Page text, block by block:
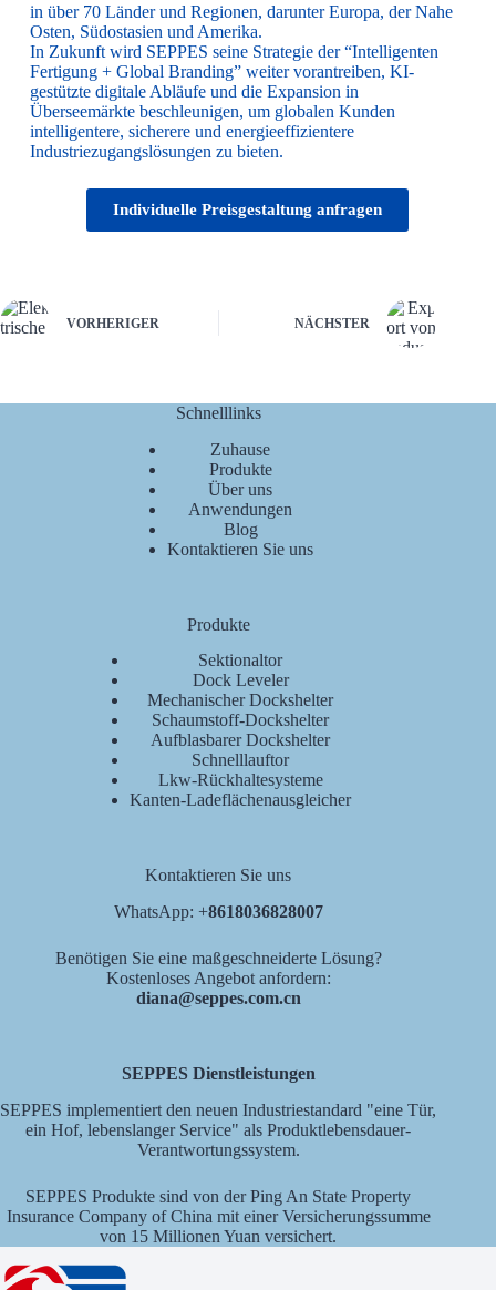
in über 70 Länder und Regionen, darunter Europa, der Nahe
Osten, Südostasien und Amerika.
In Zukunft wird SEPPES seine Strategie der “Intelligenten
Fertigung + Global Branding” weiter vorantreiben, KI-
gestützte digitale Abläufe und die Expansion in
Überseemärkte beschleunigen, um globalen Kunden
intelligentere, sicherere und energieeffizientere
Industriezugangslösungen zu bieten.
Individuelle Preisgestaltung anfragen
VORHERIGER NÄCHSTER
Schnelllinks
Zuhause
Produkte
Über uns
Anwendungen
Blog
Kontaktieren Sie uns
Produkte
Sektionaltor
Dock Leveler
Mechanischer Dockshelter
Schaumstoff-Dockshelter
Aufblasbarer Dockshelter
Schnelllauftor
Lkw-Rückhaltesysteme
Kanten-Ladeflächenausgleicher
Kontaktieren Sie uns
WhatsApp: +8618036828007
Benötigen Sie eine maßgeschneiderte Lösung?
Kostenloses Angebot anfordern:
diana@seppes.com.cn
SEPPES Dienstleistungen
SEPPES implementiert den neuen Industriestandard "eine Tür,
ein Hof, lebenslanger Service" als Produktlebensdauer-
Verantwortungssystem.
SEPPES Produkte sind von der Ping An State Property
Insurance Company of China mit einer Versicherungssumme
von 15 Millionen Yuan versichert.